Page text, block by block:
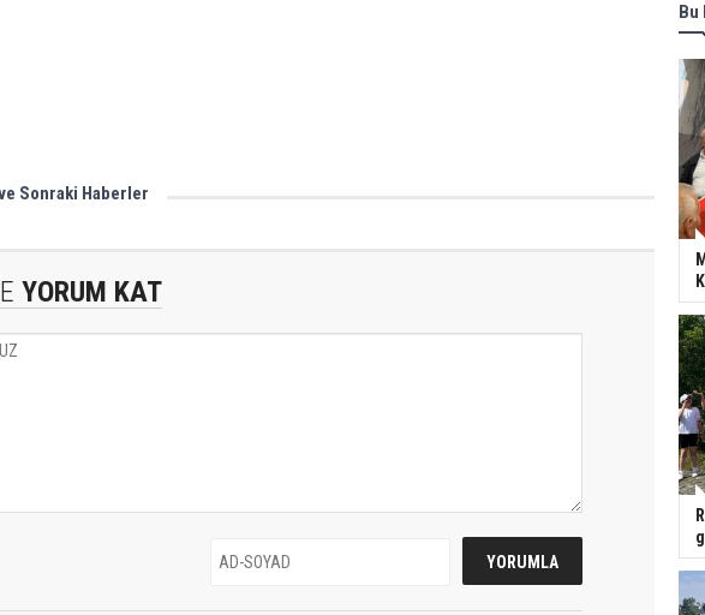
Sonraki Haberler
0 – Denizli Belediyespor 0
YORUM KAT
Bu